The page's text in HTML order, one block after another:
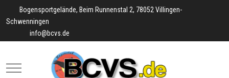
Bogensportgelände, Beim Runnenstal 2, 78052 Villingen-
Schwenningen
info@bcvs.de
Mobile Menu Toggle